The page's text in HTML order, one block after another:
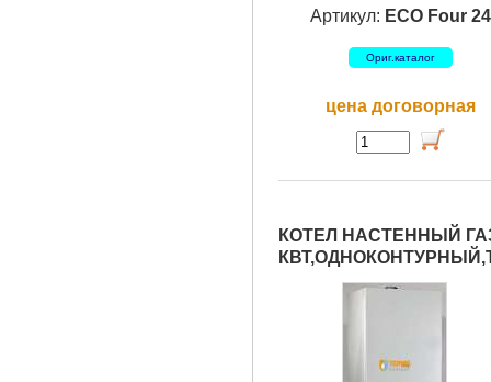
Артикул: ECO Four 24
Ориг.каталог
цена договорная
КОТЕЛ НАСТЕННЫЙ